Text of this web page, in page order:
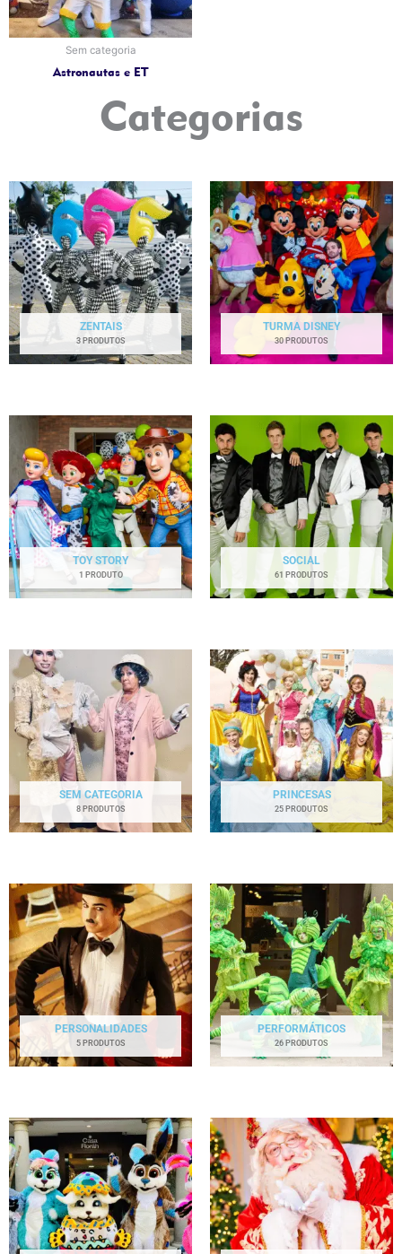
Sem categoria
Astronautas e ET
Categorias
ZENTAIS
3 PRODUTOS
TURMA DISNEY
30 PRODUTOS
TOY STORY
1 PRODUTO
SOCIAL
61 PRODUTOS
SEM CATEGORIA
8 PRODUTOS
PRINCESAS
25 PRODUTOS
PERSONALIDADES
5 PRODUTOS
PERFORMÁTICOS
26 PRODUTOS